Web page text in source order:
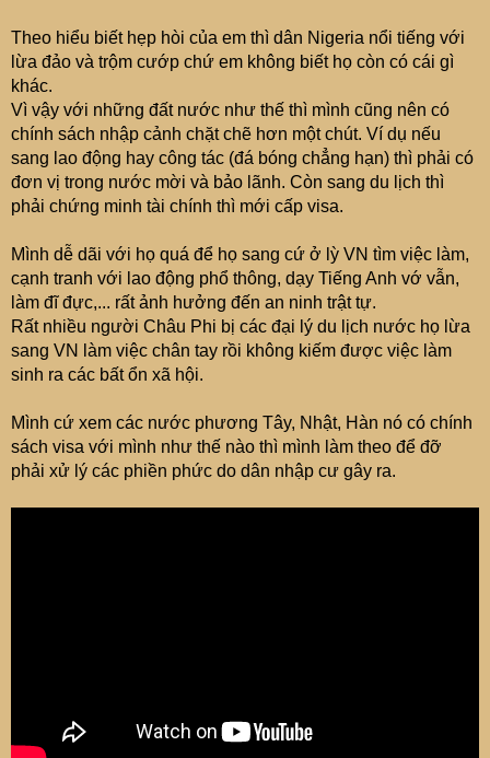
Theo hiểu biết hẹp hòi của em thì dân Nigeria nổi tiếng với
lừa đảo và trộm cướp chứ em không biết họ còn có cái gì
khác.
Vì vậy với những đất nước như thế thì mình cũng nên có
chính sách nhập cảnh chặt chẽ hơn một chút. Ví dụ nếu
sang lao động hay công tác (đá bóng chẳng hạn) thì phải có
đơn vị trong nước mời và bảo lãnh. Còn sang du lịch thì
phải chứng minh tài chính thì mới cấp visa.
Mình dễ dãi với họ quá để họ sang cứ ở lỳ VN tìm việc làm,
cạnh tranh với lao động phổ thông, dạy Tiếng Anh vớ vẫn,
làm đĩ đực,... rất ảnh hưởng đến an ninh trật tự.
Rất nhiều người Châu Phi bị các đại lý du lịch nước họ lừa
sang VN làm việc chân tay rồi không kiếm được việc làm
sinh ra các bất ổn xã hội.
Mình cứ xem các nước phương Tây, Nhật, Hàn nó có chính
sách visa với mình như thế nào thì mình làm theo để đỡ
phải xử lý các phiền phức do dân nhập cư gây ra.